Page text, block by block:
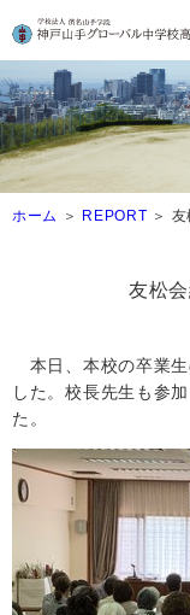
ホーム REPORT 友
友松
本日、本校の卒業生
した。校長先生も参
た。